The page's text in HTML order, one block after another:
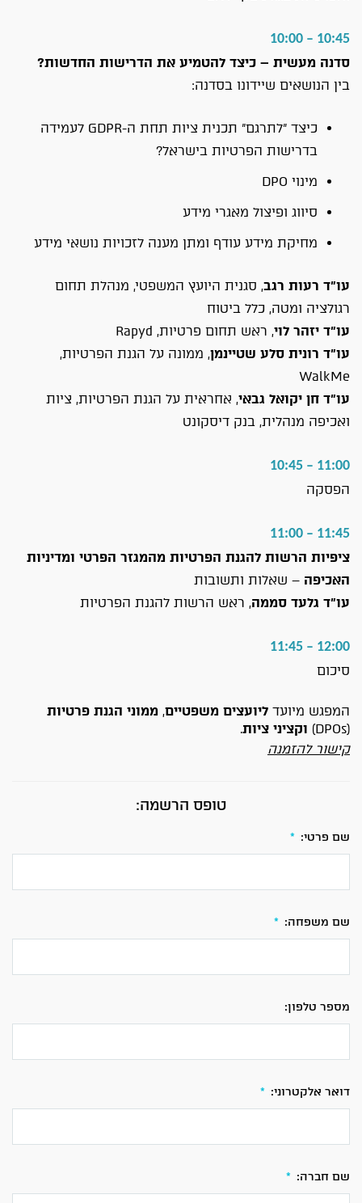
10:45 – 10:00
סדנה מעשית – כיצד להטמיע את הדרישות החדשות?
בין הנושאים שיידונו בסדנה:
כיצד "לתרגם" תכנית ציות תחת ה-GDPR לעמידה
בדרישות הפרטיות בישראל?
מינוי DPO
סיווג ופיצול מאגרי מידע
מחיקת מידע עודף ומתן מענה לזכויות נושאי מידע
עו"ד רעות רגב, סגנית היועץ המשפטי, מנהלת תחום
רגולציה ומטה, כלל ביטוח
עו"ד יזהר לוי, ראש תחום פרטיות, Rapyd
עו"ד רונית סלע שטיינמן, ממונה על הגנת הפרטיות,
WalkMe
עו"ד חן יקואל גבאי, אחראית על הגנת הפרטיות, ציות
ואכיפה מנהלית, בנק דיסקונט
11:00 – 10:45
הפסקה
11:45 – 11:00
ציפיות הרשות להגנת הפרטיות מהמגזר הפרטי ומדיניות
האכיפה – שאלות ותשובות
עו"ד גלעד סממה, ראש הרשות להגנת הפרטיות
12:00 – 11:45
סיכום
המפגש מיועד ליועצים משפטיים, ממוני הגנת פרטיות
(DPOs)
וקציני ציות.
קישור להזמנה
טופס הרשמה:
שם פרטי: *
שם משפחה: *
מספר טלפון:
דואר אלקטרוני: *
שם חברה: *